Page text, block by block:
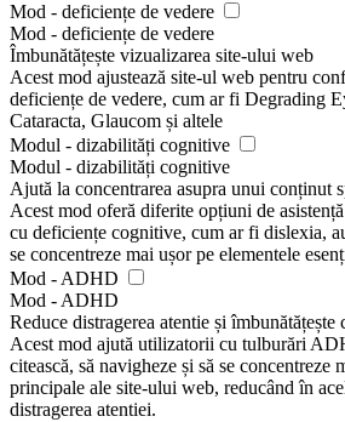
Mod - deficiențe de vedere
Mod - deficiențe de vedere
Îmbunătățește vizualizarea site-ului web
Acest mod ajustează site-ul web pentru
deficiențe de vedere, cum ar fi Degrading
Cataracta, Glaucom și altele
Modul - dizabilități cognitive
Modul - dizabilități cognitive
Ajută la concentrarea asupra unui conținut
Acest mod oferă diferite opțiuni de
cu deficiențe cognitive, cum ar fi dislexia,
se concentreze mai ușor pe elementele
Mod - ADHD
Mod - ADHD
Reduce distragerea atentie și îmbunătățește
Acest mod ajută utilizatorii cu tulburări
citească, să navigheze și să se concentreze
principale ale site-ului web, reducând în
distragerea atentiei.